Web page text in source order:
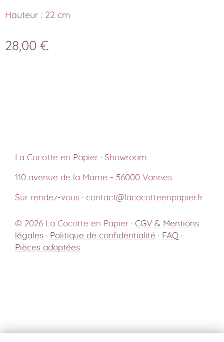
Hauteur : 22 cm
28,00 €
La Cocotte en Papier · Showroom
110 avenue de la Marne - 56000 Vannes
Sur rendez-vous · contact@lacocotteenpapier.fr
© 2026 La Cocotte en Papier · CGV & Mentions
légales · Politique de confidentialité · FAQ ·
Pièces adoptées